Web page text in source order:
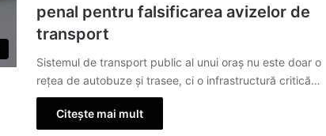
penal pentru falsificarea avizelor de
transport
Sistemul de transport public al unui oraș nu este doar o
rețea de autobuze și trasee, ci o infrastructură critică…
Citește mai mult